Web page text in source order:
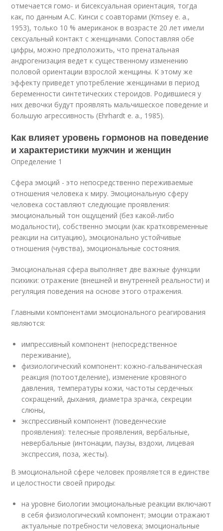
отмечается гомо- и бисексуальная ориентация, тогда
как, по данным А.С. Кинси с соавторами (Kmsey e. а.,
1953), только 10 % америка­нок в возрасте 20 лет имели
сексуальный контакт с женщинами. Сопоставляя обе
цифры, можно предположить, что пренатальная
андрогенизация ведет к су­щественному изменению
половой ориентации взрослой женщины. К этому же
эффекту приведет употребление женщинами в период
беременности синтети­ческих стероидов. Родившиеся у
них девочки будут проявлять мальчишеское поведение и
большую агрессивность (Ehrhardt e. а., 1985).
Как влияет уровень гормонов на поведение
и характеристики мужчин и женщин
Определение 1
Сфера эмоций - это непосредственно переживаемые
отношения человека к миру. Эмоциональную сферу
человека составляют следующие проявления:
эмоциональный тон ощущений (без какой-либо
модальности), собственно эмоции (как кратковременные
реакции на ситуацию), эмоционально устойчивые
отношения (чувства), эмоциональные состояния.
Эмоциональная сфера выполняет две важные функции
психики: отражение (внешней и внутренней реальности) и
регуляция поведения на основе этого отражения.
Главными компонентами эмоционального реагирования
являются:
импрессивный компонент (непосредственное
переживание),
физиологический компонент: кожно-гальваническая
реакция (потоотделение), изменение кровяного
давления, температуры кожи, частоты сердечных
сокращений, дыхания, диаметра зрачка, секреции
слюны,
экспрессивный компонент (поведенческие
проявления): телесные проявления, вербальные,
невербальные (интонации, паузы, вздохи, лицевая
экспрессия, поза, жесты).
В эмоциональной сфере человек проявляется в единстве
и целостности своей природы:
на уровне биологии эмоциональные реакции включают
в себя физиологический компонент; эмоции отражают
актуальные потребности человека; эмоциональные